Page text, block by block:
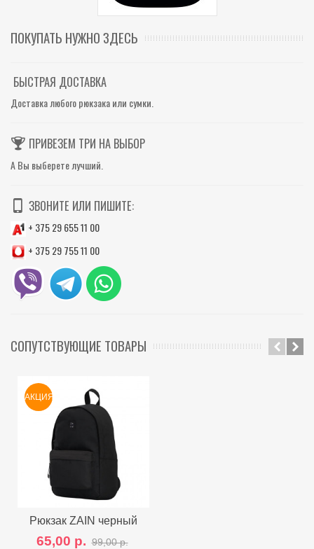
ПОКУПАТЬ НУЖНО ЗДЕСЬ
БЫСТРАЯ ДОСТАВКА
Доставка любого рюкзака или сумки.
ПРИВЕЗЕМ ТРИ НА ВЫБОР
А Вы выберете лучший.
ЗВОНИТЕ ИЛИ ПИШИТЕ:
+ 375 29 655 11 00
+ 375 29 755 11 00
СОПУТСТВУЮЩИЕ ТОВАРЫ
АКЦИЯ
Рюкзак ZAIN черный
65,00 р. 99,00 р.